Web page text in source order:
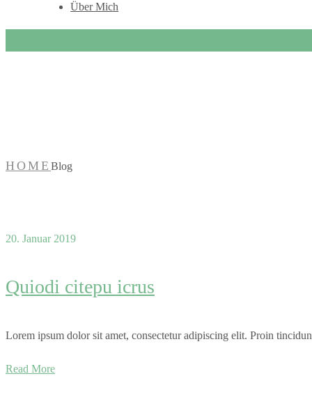
Über Mich
HOME Blog
20. Januar 2019
Quiodi citepu icrus
Lorem ipsum dolor sit amet, consectetur adipiscing elit. Proin
Read More